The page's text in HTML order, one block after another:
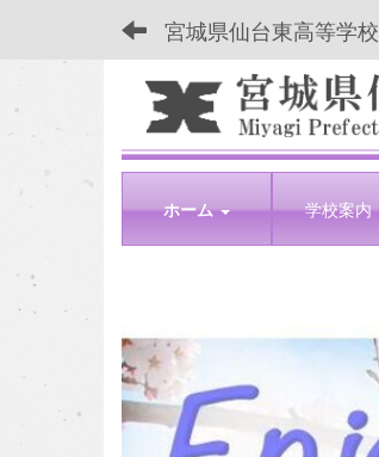
宮城県仙台東高等学校
ホーム 学校案内